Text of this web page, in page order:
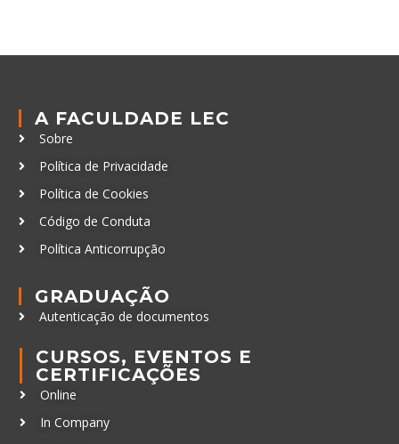
A FACULDADE LEC
Sobre
Política de Privacidade
Política de Cookies
Código de Conduta
Política Anticorrupção
GRADUAÇÃO
Autenticação de documentos
CURSOS, EVENTOS E
CERTIFICAÇÕES
Online
In Company